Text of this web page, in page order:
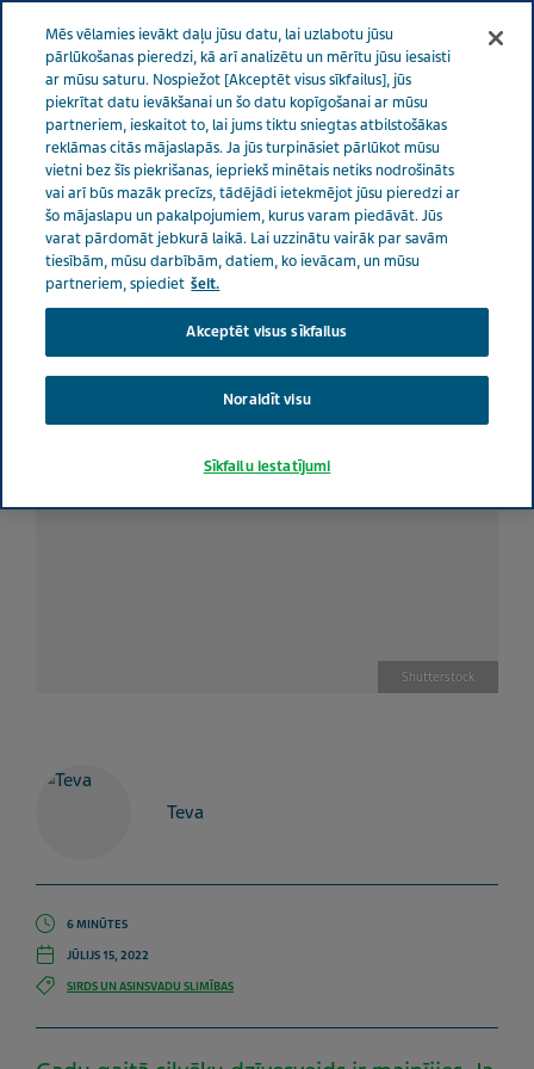
Latvia Rūpes par veselību Visi stāsti
Problēmas, kas
saistītas ar pacientu līdzestību sirds un asinsvadu slimību ārstēšanā
Problēmas, kas saistītas ar
pacientu līdzestību sirds un
asinsvadu slimību ārstēšanā
Shutterstock
Teva
6 MINŪTES
JŪLIJS 15, 2022
SIRDS UN ASINSVADU SLIMĪBAS
Mēs vēlamies ievākt daļu jūsu datu, lai uzlabotu jūsu
pārlūkošanas pieredzi, kā arī analizētu un mērītu jūsu iesaisti
ar mūsu saturu. Nospiežot [Akceptēt visus sīkfailus], jūs
piekrītat datu ievākšanai un šo datu kopīgošanai ar mūsu
partneriem, ieskaitot to, lai jums tiktu sniegtas atbilstošākas
reklāmas citās mājaslapās. Ja jūs turpināsiet pārlūkot mūsu
vietni bez šīs piekrišanas, iepriekš minētais netiks nodrošināts
vai arī būs mazāk precīzs, tādējādi ietekmējot jūsu pieredzi ar
šo mājaslapu un pakalpojumiem, kurus varam piedāvāt. Jūs
varat pārdomāt jebkurā laikā. Lai uzzinātu vairāk par savām
tiesībām, mūsu darbībām, datiem, ko ievācam, un mūsu
partneriem, spiediet šeit.
Akceptēt visus sīkfailus
Noraidīt visu
Sīkfailu iestatījumi